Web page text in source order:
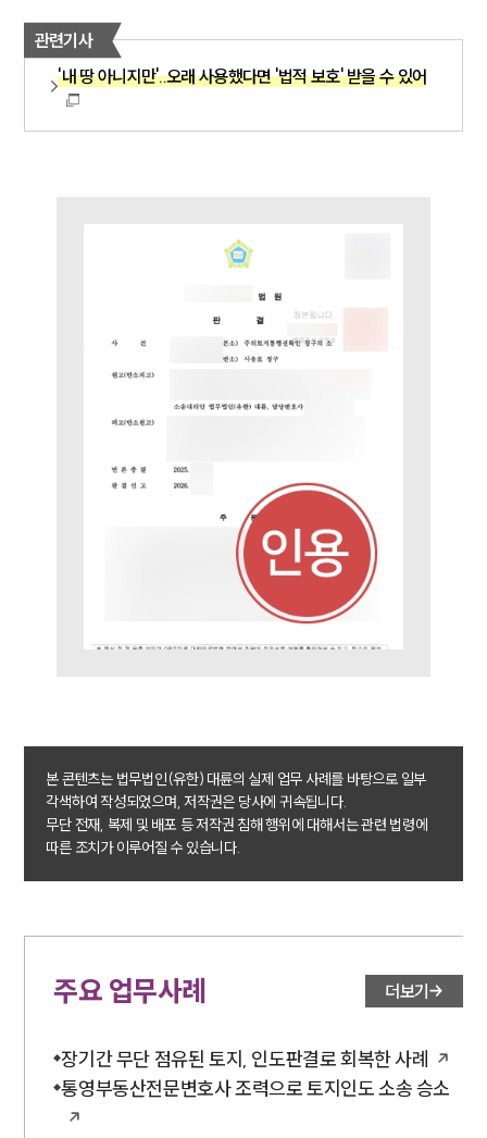
관련기사
'내 땅 아니지만'..오래 사용했다면 '법적 보호' 받을 수 있어
본 콘텐츠는 법무법인(유한) 대륜의 실제 업무 사례를 바탕으로 일부
각색하여 작성되었으며, 저작권은 당사에 귀속됩니다.
무단 전재, 복제 및 배포 등 저작권 침해 행위에 대해서는 관련 법령에
따른 조치가 이루어질 수 있습니다.
주요 업무사례 더보기
장기간 무단 점유된 토지, 인도판결로 회복한 사례
통영부동산전문변호사 조력으로 토지인도 소송 승소